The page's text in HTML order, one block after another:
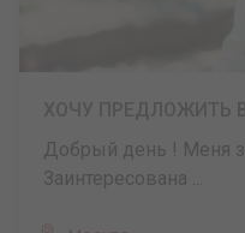
Добрый день ! Меня
Заинтересована ...